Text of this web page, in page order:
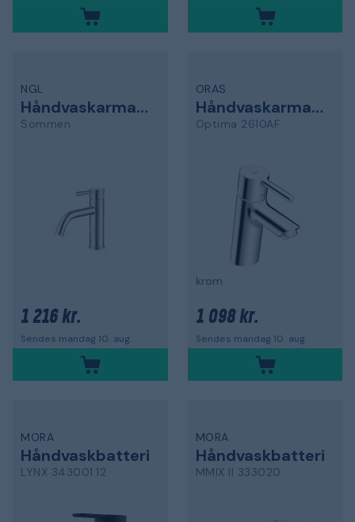
NGL
Håndvaskarmatur
Sommen
1 216 kr.
Sendes mandag 10. aug.
ORAS
Håndvaskarmatur
Optima 2610AF
krom
1 098 kr.
Sendes mandag 10. aug.
MORA
Håndvaskbatteri
LYNX 343001.12
MORA
Håndvaskbatteri
MMIX II 333020